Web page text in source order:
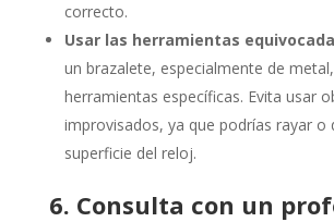
correcto.
Usar las herramientas
un brazalete, especialmente de
herramientas específicas. Evita usar
improvisados, ya que podrías rayar o
superficie del reloj.
6. Consulta con un